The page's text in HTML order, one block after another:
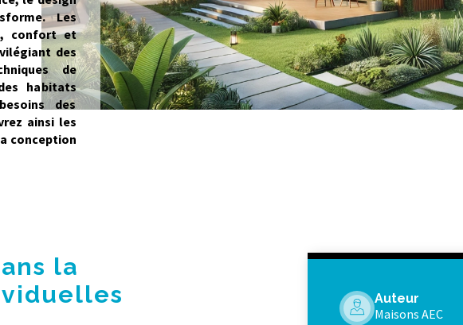
Les
, confortet
des
de
habitats
des
ainsi les
conception
la
Auteur
Maisons AEC